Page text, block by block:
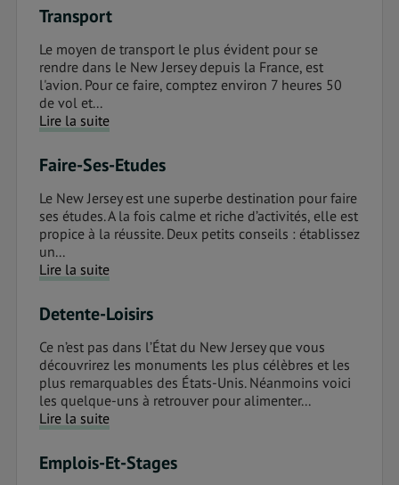
Transport
Le moyen de transport le plus évident pour se
rendre dans le New Jersey depuis la France, est
l'avion. Pour ce faire, comptez environ 7 heures 50
de vol et...
Lire la suite
Faire-Ses-Etudes
Le New Jersey est une superbe destination pour faire
ses études. A la fois calme et riche d’activités, elle est
propice à la réussite. Deux petits conseils : établissez
un...
Lire la suite
Detente-Loisirs
Ce n’est pas dans l’État du New Jersey que vous
découvrirez les monuments les plus célèbres et les
plus remarquables des États-Unis. Néanmoins voici
les quelque-uns à retrouver pour alimenter...
Lire la suite
Emplois-Et-Stages